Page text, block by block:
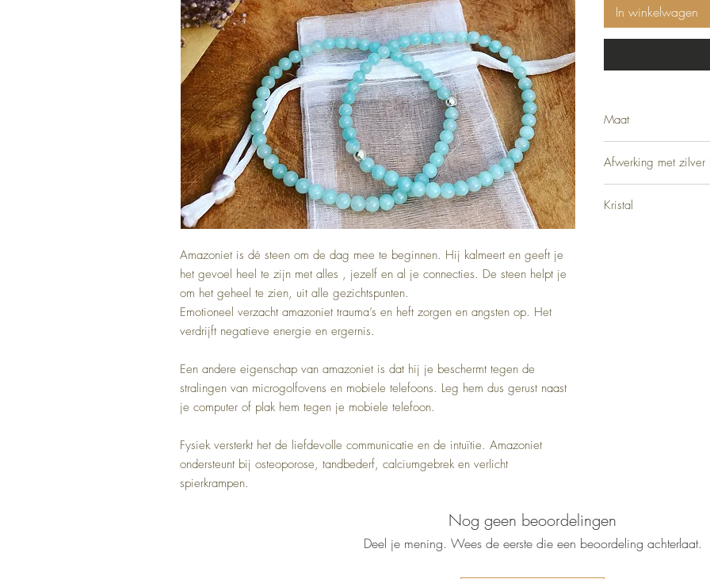
Amazoniet is dé steen om de dag mee te beginnen. Hij kalmeert en geeft je
het gevoel heel te zijn met alles , jezelf en al je connecties. De steen helpt je
om het geheel te zien, uit alle gezichtspunten.
Emotioneel verzacht amazoniet trauma’s en heft zorgen en angsten op. Het
verdrijft negatieve energie en ergernis.
Een andere eigenschap van amazoniet is dat hij je beschermt tegen de
stralingen van microgolfovens en mobiele telefoons. Leg hem dus gerust naast
je computer of plak hem tegen je mobiele telefoon.
Fysiek versterkt het de liefdevolle communicatie en de intuïtie. Amazoniet
ondersteunt bij osteoporose, tandbederf, calciumgebrek en verlicht
spierkrampen.
In winkelwagen
Maat
Afwerking met zilver
Kristal
Nog geen beoordelingen
Deel je mening. Wees de eerste die een beoordeling achterlaat.